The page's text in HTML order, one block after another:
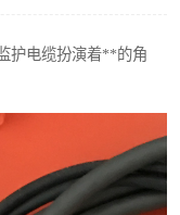
护电缆扮演着**的角